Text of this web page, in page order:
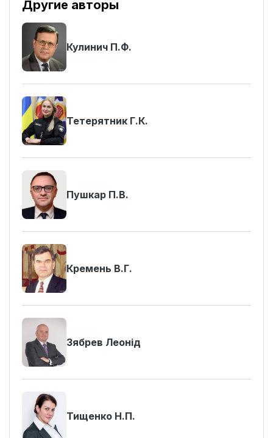
Другие авторы
Кулинич П.Ф.
Тетерятник Г.К.
Пушкар П.В.
Кремень В.Г.
Зябрев Леонід
Тищенко Н.П.